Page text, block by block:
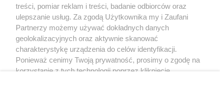
O nas
treści, pomiar reklam i treści, badanie odbiorców oraz
ulepszanie usług. Za zgodą Użytkownika my i Zaufani
Partnerzy możemy używać dokładnych danych
geolokalizacyjnych oraz aktywnie skanować
charakterystykę urządzenia do celów identyfikacji.
Ponieważ cenimy Twoją prywatność, prosimy o zgodę na
korzystanie z tych technologii poprzez kliknięcie